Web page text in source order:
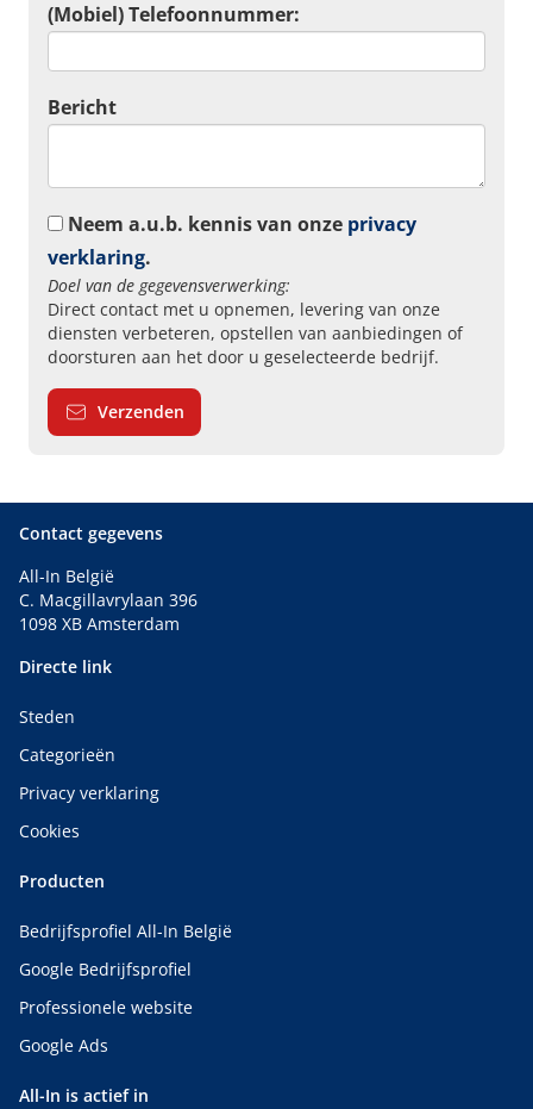
(Mobiel) Telefoonnummer:
Bericht
Neem a.u.b. kennis van onze privacy
verklaring.
Doel van de gegevensverwerking:
Direct contact met u opnemen, levering van onze
diensten verbeteren, opstellen van aanbiedingen of
doorsturen aan het door u geselecteerde bedrijf.
Verzenden
Contact gegevens
All-In België
C. Macgillavrylaan 396
1098 XB Amsterdam
Directe link
Steden
Categorieën
Privacy verklaring
Cookies
Producten
Bedrijfsprofiel All-In België
Google Bedrijfsprofiel
Professionele website
Google Ads
All-In is actief in